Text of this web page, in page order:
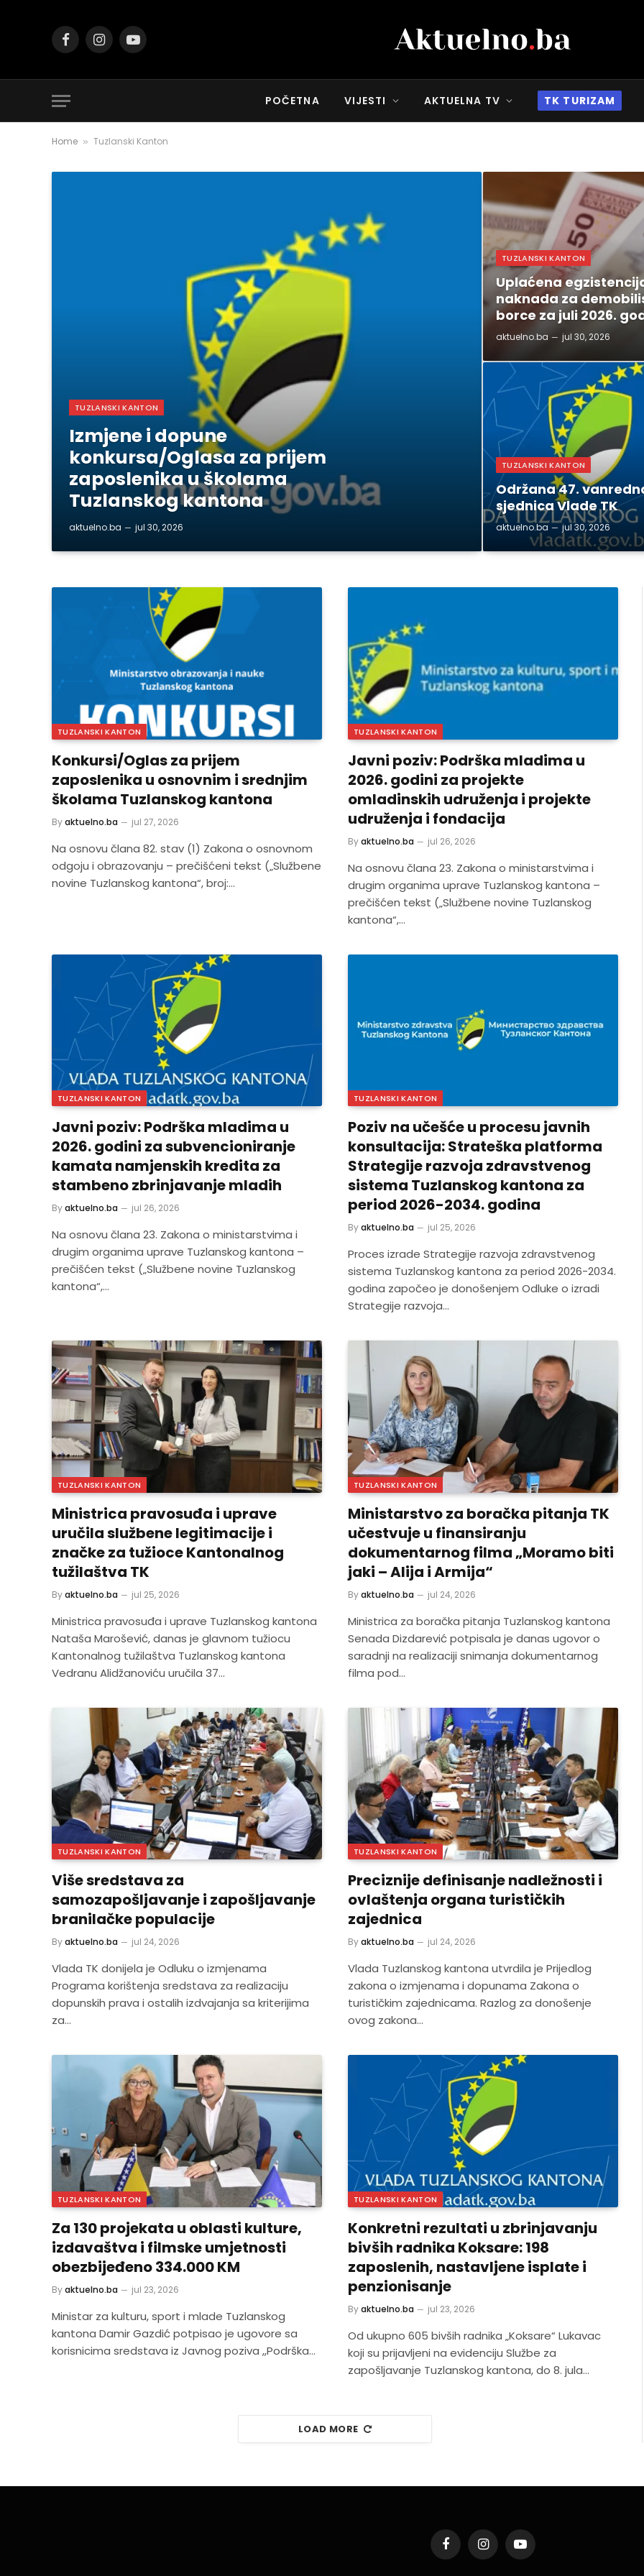
FacebookInstagramYouTube
POČETNA VIJESTI AKTUELNA TV TK TURIZAM
Home » Tuzlanski Kanton
TUZLANSKI KANTON
Izmjene i dopune
konkursa/Oglasa za prijem
zaposlenika u školama
Tuzlanskog kantona
aktuelno.ba jul 30, 2026
TUZLANSKI KANTON
Uplaćena
naknada za
borce za juli 2026.
aktuelno.ba jul 30, 2026
TUZLANSKI KANTON
Održana 47.
sjednica Vlade TK
aktuelno.ba jul 30, 2026
TUZLANSKI KANTON
Konkursi/Oglas za prijem
zaposlenika u osnovnim i srednjim
školama Tuzlanskog kantona
Byaktuelno.ba jul 27, 2026
Na osnovu člana 82. stav (1) Zakona o osnovnom
odgoju i obrazovanju – prečišćeni tekst („Službene
novine Tuzlanskog kantona“, broj:…
TUZLANSKI KANTON
Javni poziv: Podrška mladima u
2026. godini za projekte
omladinskih udruženja i projekte
udruženja i fondacija
Byaktuelno.ba jul 26, 2026
Na osnovu člana 23. Zakona o ministarstvima i
drugim organima uprave Tuzlanskog kantona –
prečišćen tekst („Službene novine Tuzlanskog
kantona“,…
TUZLANSKI KANTON
Javni poziv: Podrška mladima u
2026. godini za subvencioniranje
kamata namjenskih kredita za
stambeno zbrinjavanje mladih
Byaktuelno.ba jul 26, 2026
Na osnovu člana 23. Zakona o ministarstvima i
drugim organima uprave Tuzlanskog kantona –
prečišćen tekst („Službene novine Tuzlanskog
kantona“,…
TUZLANSKI KANTON
Poziv na učešće u procesu javnih
konsultacija: Strateška platforma
Strategije razvoja zdravstvenog
sistema Tuzlanskog kantona za
period 2026-2034. godina
Byaktuelno.ba jul 25, 2026
Proces izrade Strategije razvoja zdravstvenog
sistema Tuzlanskog kantona za period 2026-2034.
godina započeo je donošenjem Odluke o izradi
Strategije razvoja…
TUZLANSKI KANTON
Ministrica pravosuđa i uprave
uručila službene legitimacije i
značke za tužioce Kantonalnog
tužilaštva TK
Byaktuelno.ba jul 25, 2026
Ministrica pravosuđa i uprave Tuzlanskog kantona
Nataša Marošević, danas je glavnom tužiocu
Kantonalnog tužilaštva Tuzlanskog kantona
Vedranu Alidžanoviću uručila 37…
TUZLANSKI KANTON
Ministarstvo za boračka pitanja TK
učestvuje u finansiranju
dokumentarnog filma „Moramo biti
jaki – Alija i Armija“
Byaktuelno.ba jul 24, 2026
Ministrica za boračka pitanja Tuzlanskog kantona
Senada Dizdarević potpisala je danas ugovor o
saradnji na realizaciji snimanja dokumentarnog
filma pod…
TUZLANSKI KANTON
Više sredstava za
samozapošljavanje i zapošljavanje
branilačke populacije
Byaktuelno.ba jul 24, 2026
Vlada TK donijela je Odluku o izmjenama
Programa korištenja sredstava za realizaciju
dopunskih prava i ostalih izdvajanja sa kriterijima
za…
TUZLANSKI KANTON
Preciznije definisanje nadležnosti i
ovlaštenja organa turističkih
zajednica
Byaktuelno.ba jul 24, 2026
Vlada Tuzlanskog kantona utvrdila je Prijedlog
zakona o izmjenama i dopunama Zakona o
turističkim zajednicama. Razlog za donošenje
ovog zakona…
TUZLANSKI KANTON
Za 130 projekata u oblasti kulture,
izdavaštva i filmske umjetnosti
obezbijeđeno 334.000 KM
Byaktuelno.ba jul 23, 2026
Ministar za kulturu, sport i mlade Tuzlanskog
kantona Damir Gazdić potpisao je ugovore sa
korisnicima sredstava iz Javnog poziva ,,Podrška…
TUZLANSKI KANTON
Konkretni rezultati u zbrinjavanju
bivših radnika Koksare: 198
zaposlenih, nastavljene isplate i
penzionisanje
Byaktuelno.ba jul 23, 2026
Od ukupno 605 bivših radnika „Koksare“ Lukavac
koji su prijavljeni na evidenciju Službe za
zapošljavanje Tuzlanskog kantona, do 8. jula…
LOAD MORE
FacebookInstagramYouTube